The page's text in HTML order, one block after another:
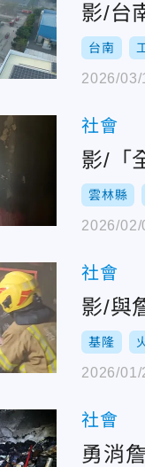
影/台
台南
2026/03/
社會
影/「
雲林縣
2026/
社會
影/與
基隆
2026/
社會
勇消